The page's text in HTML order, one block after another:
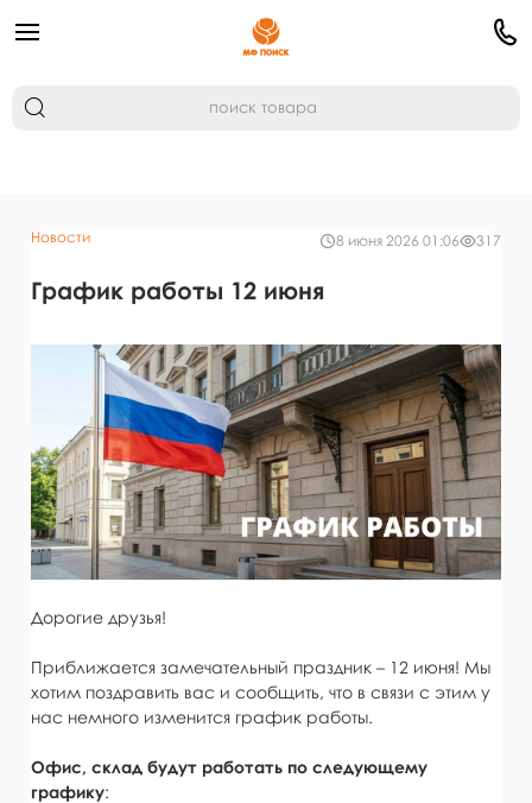
Новости 8 июня 2026 01:06 317
График работы 12 июня
Дорогие друзья!
Приближается замечательный праздник – 12 июня! Мы
хотим поздравить вас и сообщить, что в связи с этим у
нас немного изменится график работы.
Офис, склад будут работать по следующему
графику: